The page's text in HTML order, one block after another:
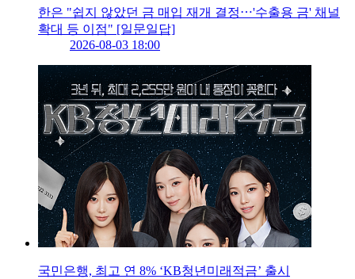
한은 "쉽지 않았던 금 매입 재개 결정⋯'수출용 금' 채널
확대 등 이점" [일문일답]
2026-08-03 18:00
국민은행, 최고 연 8% ‘KB청년미래적금’ 출시